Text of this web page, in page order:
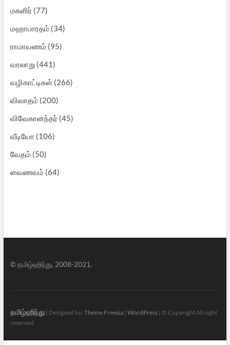
மகளிர் (77)
மஹாபாரதம் (34)
ராமாயணம் (95)
வரலாறு(441)
வழிகாட்டிகள்(266)
விவாதம் (200)
விவேகானந்தர் (45)
வீடியோ (106)
வேதம் (50)
வைணவம் (64)
© தமிழ்ஹிந்து, 2008-2021.
தமிழ்ஹிந்து| Designed by: Theme Freesia| WordPress| © Copyright All right
reserved